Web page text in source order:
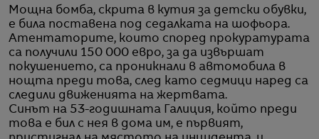
Мощна бомба, скрита в кутия за детски обувки,
е била поставена под седалката на шофьора.
Атентаторите, които според прокуратурата
са получили 150 000 евро, за да извършат
покушението, са проникнали в автомобила в
нощта преди това, след като седмици наред са
следили движенията на жертвата.
Синът на 53-годишната Галиция, който преди
това е бил с нея в дома им, е първият,